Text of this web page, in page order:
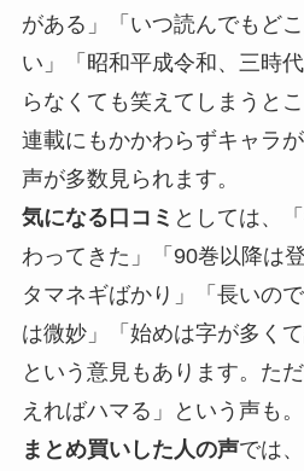
がある」「いつ読んでもど
い」「昭和平成令和、三時
らなくても笑えてしまうと
連載にもかかわらずキャラ
声が多数見られます。
気になる口コミ としては、
わってきた」「90巻以降は
タマネギばかり」「長いの
は微妙」「始めは字が多く
という意見もあります。た
えればハマる」という声も。
まとめ買いした人の声では